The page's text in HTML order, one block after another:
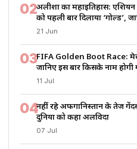
02अलीशा का महाइतिहास:
को पहली बार दिलाया ‘गोल्ड’,
21 Jun
03FIFA Golden Boot Race:
जानिए इस बार किसके नाम होगी
11 Jul
04नहीं रहे अफगानिस्तान के तेज
दुनिया को कहा अलविदा
07 Jul